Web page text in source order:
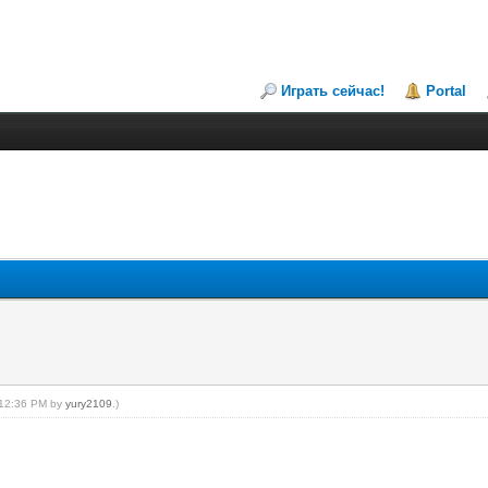
Играть сейчас! Portal
PM byyury2109 .)